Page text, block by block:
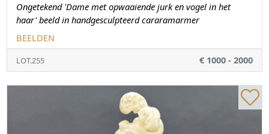
Ongetekend 'Dame met opwaaiende jurk en vogel in het
haar' beeld in handgesculpteerd cararamarmer
BEELDEN
LOT.255 € 1000 - 2000